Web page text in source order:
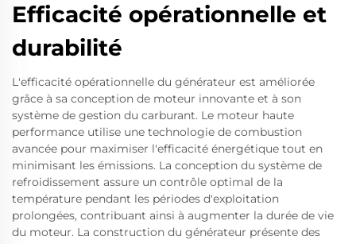
Efficacité opérationnelle et
durabilité
L'efficacité opérationnelle du générateur est améliorée
grâce à sa conception de moteur innovante et à son
système de gestion du carburant. Le moteur haute
performance utilise une technologie de combustion
avancée pour maximiser l'efficacité énergétique tout en
minimisant les émissions. La conception du système de
refroidissement assure un contrôle optimal de la
température pendant les périodes d'exploitation
prolongées, contribuant ainsi à augmenter la durée de vie
du moteur. La construction du générateur présente des